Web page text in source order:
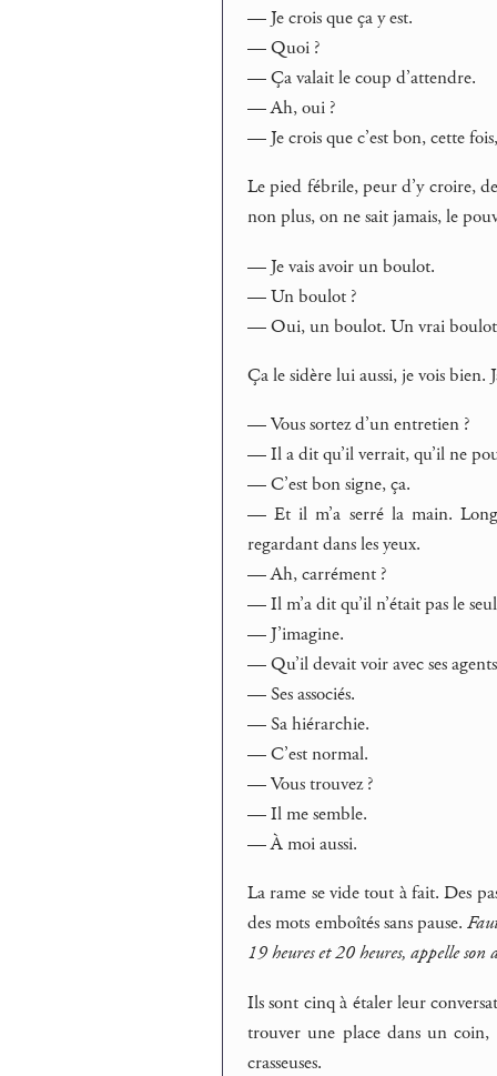
— Je crois que ça y est.
— Quoi ?
— Ça valait le coup d’attendre.
— Ah, oui ?
— Je crois que c’est bon, cette
Le pied fébrile, peur d’y croire,
non plus, on ne sait jamais, le
— Je vais avoir un boulot.
— Un boulot ?
— Oui, un boulot. Un vrai boulot.
Ça le sidère lui aussi, je vois
— Vous sortez d’un entretien ?
— Il a dit qu’il verrait, qu’il ne
— C’est bon signe, ça.
— Et il m’a serré la main.
regardant dans les yeux.
— Ah, carrément ?
— Il m’a dit qu’il n’était pas le
— J’imagine.
— Qu’il devait voir avec ses
— Ses associés.
— Sa hiérarchie.
— C’est normal.
— Vous trouvez ?
— Il me semble.
— À moi aussi.
La rame se vide tout à fait. Des
des mots emboîtés sans pause.
19 heures et 20 heures, appelle
Ils sont cinq à étaler leur
trouver une place dans un coin,
crasseuses.